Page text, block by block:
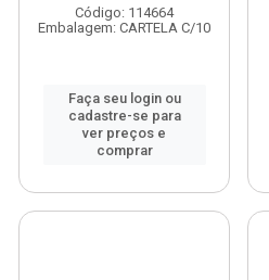
Código: 114664
Embalagem: CARTELA C/10
Faça seu login ou
cadastre-se para
ver preços e
comprar